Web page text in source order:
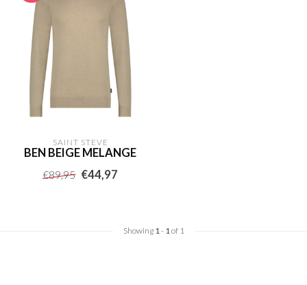
SAINT STEVE
BEN BEIGE MELANGE
€89,95 €44,97
Showing 1- 1of 1